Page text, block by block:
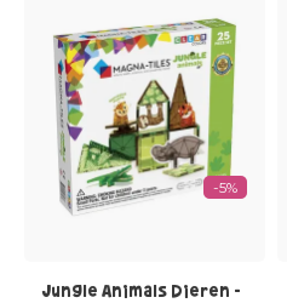
-5%
Jungle Animals Dieren -